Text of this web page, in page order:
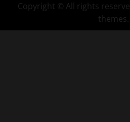
Copyright © All rights
themes.